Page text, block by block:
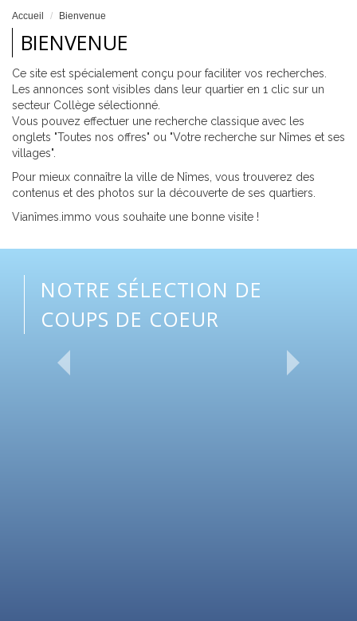
Accueil Bienvenue
BIENVENUE
Ce site est spécialement conçu pour faciliter vos recherches.
Les annonces sont visibles dans leur quartier en 1 clic sur un
secteur Collège sélectionné.
Vous pouvez effectuer une recherche classique avec les
onglets "Toutes nos offres" ou "Votre recherche sur Nîmes et ses
villages".
Pour mieux connaître la ville de Nîmes, vous trouverez des
contenus et des photos sur la découverte de ses quartiers.
Vianîmes.immo vous souhaite une bonne visite !
NOTRE SÉLECTION DE
COUPS DE COEUR